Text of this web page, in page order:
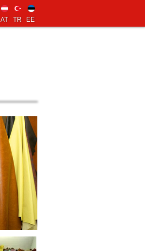
EE
TR
AT